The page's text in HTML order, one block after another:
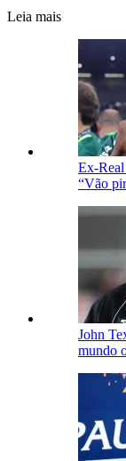
Leia mais
Ex-
“Vão
John
mundo